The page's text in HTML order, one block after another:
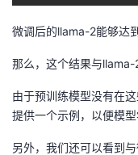
微调后的llama-2能够达
那么，这个结果与llama-
由于预训练模型没有在
提供一个示例，以便模
另外，我们还可以看到